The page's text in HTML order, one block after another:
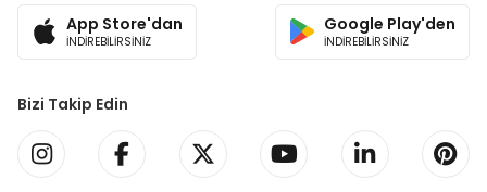
App Store'dan
İNDİREBİLİRSİNİZ
Google Play'den
İNDİREBİLİRSİNİZ
Bizi Takip Edin